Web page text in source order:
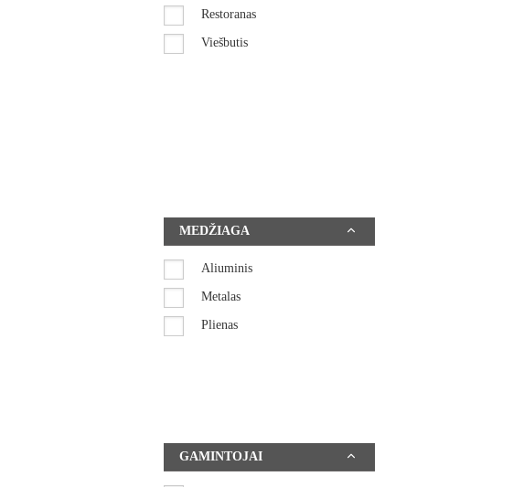
TERASOS PERTVAROS
UGNIAKURAI / ŠILDYTUVAI
BIURO BALDAI
INTERJERO DETALĖS
IŠPARDAVIMAS
Restoranas
Viešbutis
MEDŽIAGA
Aliuminis
Metalas
Plienas
GAMINTOJAI